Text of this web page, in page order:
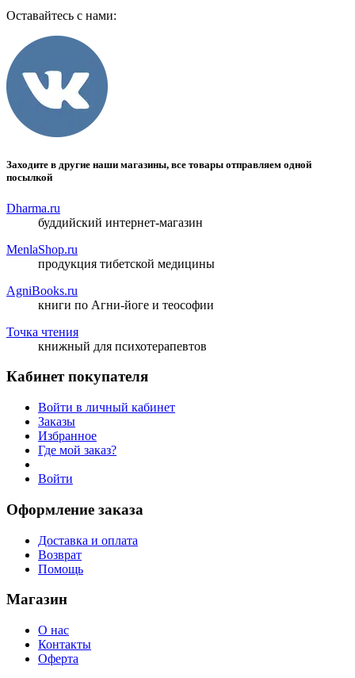
Оставайтесь с нами:
Заходите в другие наши магазины, все товары отправляем одной
посылкой
Dharma.ru
буддийский интернет-магазин
MenlaShop.ru
продукция тибетской медицины
AgniBooks.ru
книги по Агни-йоге и теософии
Точка чтения
книжный для психотерапевтов
Кабинет покупателя
Войти в личный кабинет
Заказы
Избранное
Где мой заказ?
Войти
Оформление заказа
Доставка и оплата
Возврат
Помощь
Магазин
О нас
Контакты
Оферта